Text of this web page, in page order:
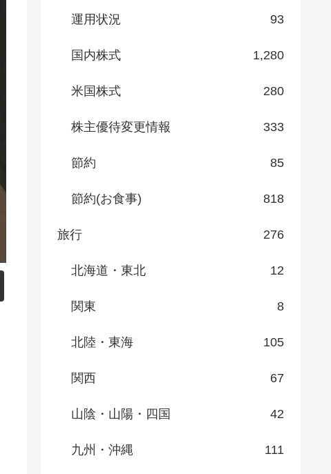
運用状況 93
国内株式 1,280
米国株式 280
株主優待変更情報 333
節約 85
節約(お食事) 818
旅行 276
北海道・東北 12
関東 8
北陸・東海 105
関西 67
山陰・山陽・四国 42
九州・沖縄 111